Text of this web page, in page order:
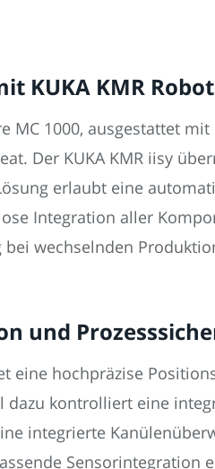
KUKA KMR
1000, ausgestattet
Der KUKA KMR iisy
erlaubt eine
Integration aller
wechselnden
und
eine hochpräzise
kontrolliert eine
integrierte
Sensorintegration